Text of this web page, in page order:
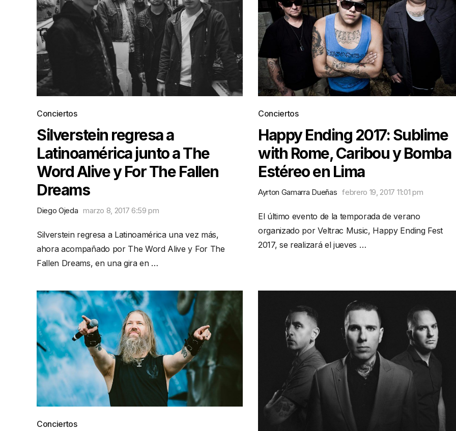
Conciertos
Silverstein regresa a
Latinoamérica junto a The
Word Alive y For The Fallen
Dreams
Diego Ojeda marzo 8, 2017 6:59 pm
Silverstein regresa a Latinoamérica una vez más,
ahora acompañado por The Word Alive y For The
Fallen Dreams, en una gira en …
Conciertos
Happy Ending 2017: Sublime
with Rome, Caribou y Bomba
Estéreo en Lima
Ayrton Gamarra Dueñas febrero 19, 2017 11:01 pm
El último evento de la temporada de verano
organizado por Veltrac Music, Happy Ending Fest
2017, se realizará el jueves …
Conciertos